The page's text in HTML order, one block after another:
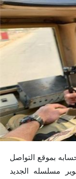
بموقع التواصل
مسلسله الجديد